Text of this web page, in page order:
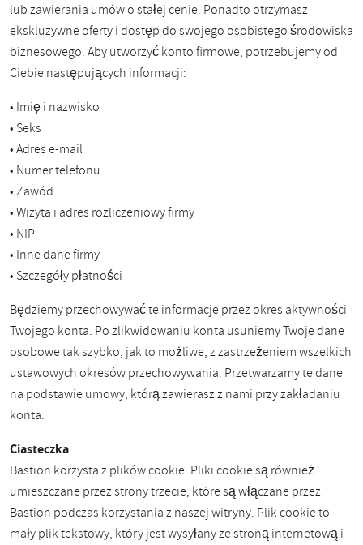
lub zawierania umów o stałej cenie. Ponadto otrzymasz
ekskluzywne oferty i dostęp do swojego osobistego środowiska
biznesowego. Aby utworzyć konto firmowe, potrzebujemy od
Ciebie następujących informacji:
• Imię i nazwisko
• Seks
• Adres e-mail
• Numer telefonu
• Zawód
• Wizyta i adres rozliczeniowy firmy
• NIP
• Inne dane firmy
• Szczegóły płatności
Będziemy przechowywać te informacje przez okres aktywności
Twojego konta. Po zlikwidowaniu konta usuniemy Twoje dane
osobowe tak szybko, jak to możliwe, z zastrzeżeniem wszelkich
ustawowych okresów przechowywania. Przetwarzamy te dane
na podstawie umowy, którą zawierasz z nami przy zakładaniu
konta.
Ciasteczka
Bastion korzysta z plików cookie. Pliki cookie są również
umieszczane przez strony trzecie, które są włączane przez
Bastion podczas korzystania z naszej witryny. Plik cookie to
mały plik tekstowy, który jest wysyłany ze stroną internetową i